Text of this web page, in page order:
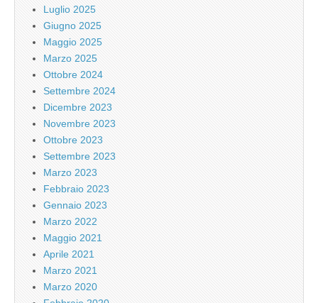
Luglio 2025
Giugno 2025
Maggio 2025
Marzo 2025
Ottobre 2024
Settembre 2024
Dicembre 2023
Novembre 2023
Ottobre 2023
Settembre 2023
Marzo 2023
Febbraio 2023
Gennaio 2023
Marzo 2022
Maggio 2021
Aprile 2021
Marzo 2021
Marzo 2020